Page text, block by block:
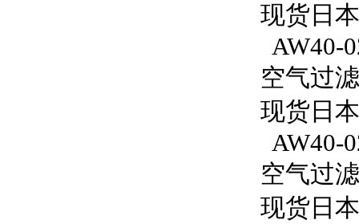
现货日
AW40-
空气过
现货日
AW40-
空气过
现货日